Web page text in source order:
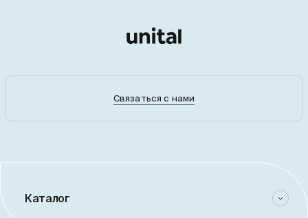
Связаться с нами
Каталог